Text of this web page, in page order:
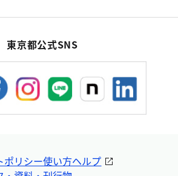
東京都公式SNS
ポリシー使い方ヘルプ